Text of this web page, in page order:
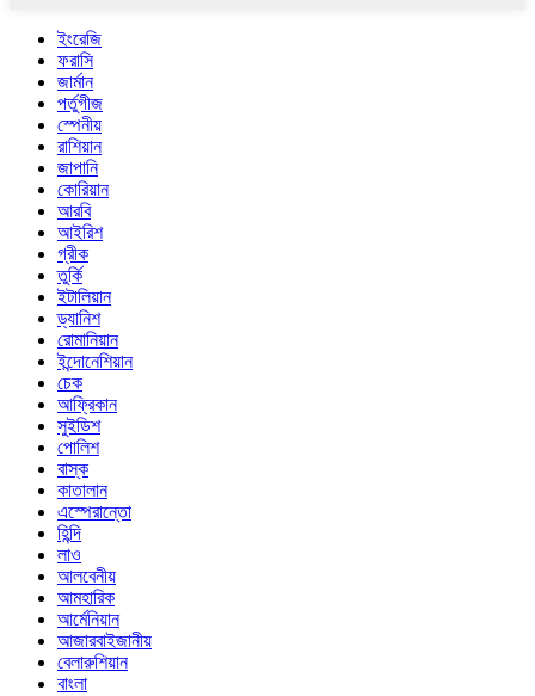
ইংরেজি
ফরাসি
জার্মান
পর্তুগীজ
স্পেনীয়
রাশিয়ান
জাপানি
কোরিয়ান
আরবি
আইরিশ
গ্রীক
তুর্কি
ইটালিয়ান
ড্যানিশ
রোমানিয়ান
ইন্দোনেশিয়ান
চেক
আফ্রিকান
সুইডিশ
পোলিশ
বাস্ক
কাতালান
এস্পেরান্তো
হিন্দি
লাও
আলবেনীয়
আমহারিক
আর্মেনিয়ান
আজারবাইজানীয়
বেলারুশিয়ান
বাংলা